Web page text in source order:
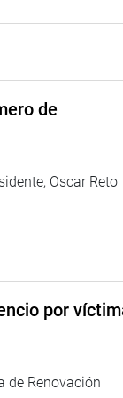
de avanzar
ejecución,
y la
que permitan
de peruanos
la
de
Oscar Reto
por
de Renovación